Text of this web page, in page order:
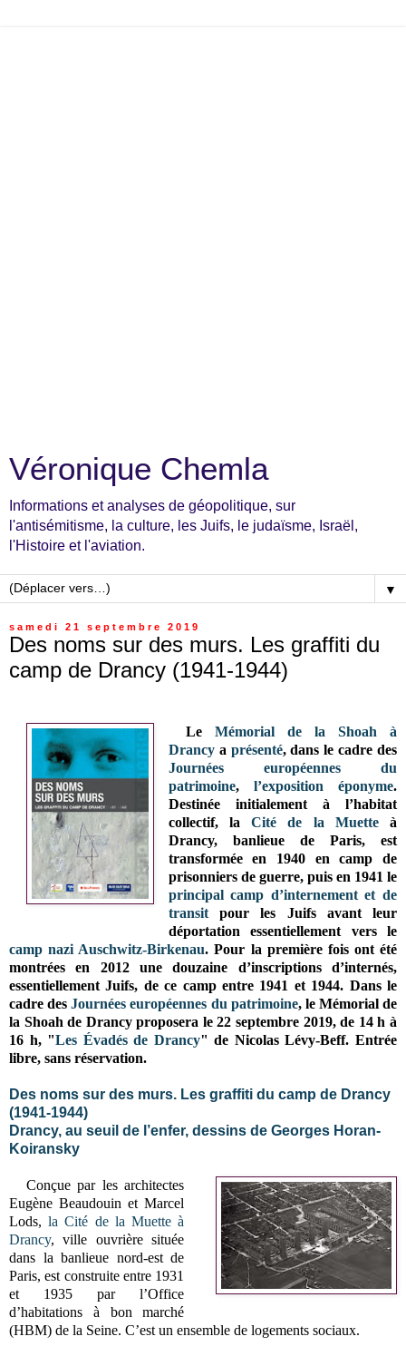
Véronique Chemla
Informations et analyses de géopolitique, sur
l'antisémitisme, la culture, les Juifs, le judaïsme, Israël,
l'Histoire et l'aviation.
▼
samedi 21 septembre 2019
Des noms sur des murs. Les graffiti du
camp de Drancy (1941-1944)
Le Mémorial de la Shoah à
Drancya présenté, dans le cadre des
Journées européennes du
patrimoine, l’exposition éponyme.
Destinée initialement à l’habitat
collectif, laCité de la Muetteà
Drancy, banlieue de Paris, est
transformée en 1940 en camp de
prisonniers de guerre, puis en 1941 le
principal camp d’internement et de
transitpour les Juifs avant leur
déportation essentiellement vers le
camp nazi Auschwitz-Birkenau. Pour la première fois ont été
montrées en 2012 une douzaine d’inscriptions d’internés,
essentiellement Juifs, de ce camp entre 1941 et 1944. Dans le
cadre desJournées européennes du patrimoine, le Mémorial de
la Shoah de Drancy proposera le 22 septembre 2019, de 14 h à
16 h, "Les Évadés de Drancy"de Nicolas Lévy-Beff. Entrée
libre, sans réservation.
Des noms sur des murs. Les graffiti du camp de Drancy
(1941-1944)
Drancy, au seuil de l’enfer, dessins de Georges Horan-
Koiransky
Conçue par les architectes
Eugène Beaudouin et Marcel
Lods,la Cité de la Muette à
Drancy, ville ouvrière située
dans la banlieue nord-est de
Paris, est construite entre 1931
et 1935 par l’Office
d’habitations à bon marché
(HBM) de la Seine. C’est un ensemble de logements sociaux.